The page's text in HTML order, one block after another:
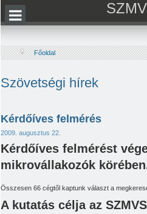
Főoldal
Szövetségi hírek
Kérdőíves felmérés
2009. augusztus 22.
Kérdőíves felmérést
mikrovállakozók
Összesen 66 cégtől kaptunk választ a
A kutatás célja az